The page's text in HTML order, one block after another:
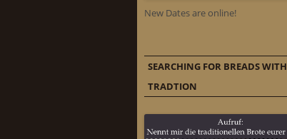
New Dates are online!
SEARCHING FOR BREADS WITH
TRADTION